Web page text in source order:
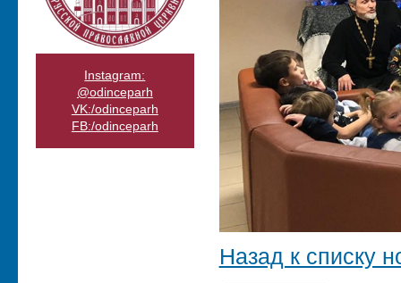
Instagram:
@odinceparh
VK:/odinceparh
FB:/odinceparh
Назад к списку